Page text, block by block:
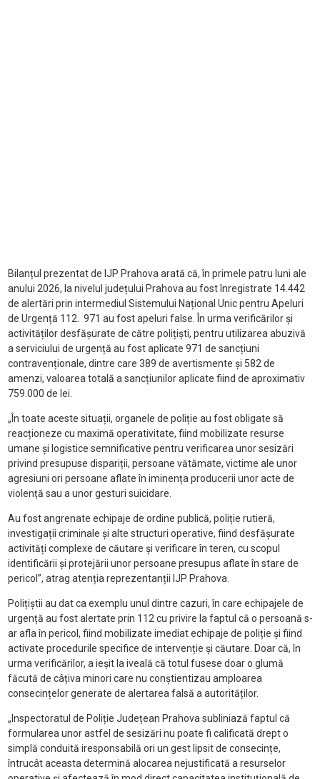
Bilanțul prezentat de IJP Prahova arată că, în primele patru luni ale
anului 2026, la nivelul județului Prahova au fost înregistrate 14.442
de alertări prin intermediul Sistemului Național Unic pentru Apeluri
de Urgență 112. 971 au fost apeluri false. În urma verificărilor și
activităților desfășurate de către polițiști, pentru utilizarea abuzivă
a serviciului de urgență au fost aplicate 971 de sancțiuni
contravenționale, dintre care 389 de avertismente și 582 de
amenzi, valoarea totală a sancțiunilor aplicate fiind de aproximativ
759.000 de lei.
„În toate aceste situații, organele de poliție au fost obligate să
reacționeze cu maximă operativitate, fiind mobilizate resurse
umane și logistice semnificative pentru verificarea unor sesizări
privind presupuse dispariții, persoane vătămate, victime ale unor
agresiuni ori persoane aflate în iminența producerii unor acte de
violență sau a unor gesturi suicidare.
Au fost angrenate echipaje de ordine publică, poliție rutieră,
investigații criminale și alte structuri operative, fiind desfășurate
activități complexe de căutare și verificare în teren, cu scopul
identificării și protejării unor persoane presupus aflate în stare de
pericol”, atrag atenția reprezentanții IJP Prahova.
Polițiștii au dat ca exemplu unul dintre cazuri, în care echipajele de
urgență au fost alertate prin 112 cu privire la faptul că o persoană s-
ar afla în pericol, fiind mobilizate imediat echipaje de poliție și fiind
activate procedurile specifice de intervenție și căutare. Doar că, în
urma verificărilor, a ieșit la iveală că totul fusese doar o glumă
făcută de câțiva minori care nu conștientizau amploarea
consecințelor generate de alertarea falsă a autorităților.
„Inspectoratul de Poliție Județean Prahova subliniază faptul că
formularea unor astfel de sesizări nu poate fi calificată drept o
simplă conduită iresponsabilă ori un gest lipsit de consecințe,
întrucât aceasta determină alocarea nejustificată a resurselor